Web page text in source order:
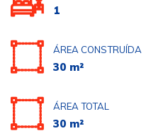
1
ÁREA CONSTRUÍDA
30 m²
ÁREA TOTAL
30 m²